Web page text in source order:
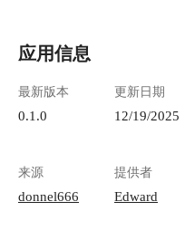
应用信息
最新版本
0.1.0
更新日期
12/19/2025
来源
donnel666
提供者
Edward